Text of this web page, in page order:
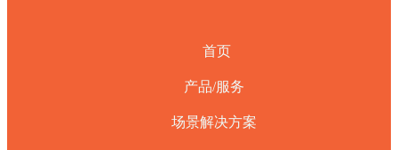
首页
产品/服务
场景解决方案